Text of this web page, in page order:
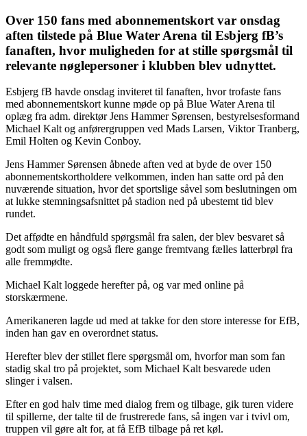
Over 150 fans med abonnementskort var onsdag
aften tilstede på Blue Water Arena til Esbjerg fB’s
fanaften, hvor muligheden for at stille spørgsmål til
relevante nøglepersoner i klubben blev udnyttet.
Esbjerg fB havde onsdag inviteret til fanaften, hvor trofaste fans
med abonnementskort kunne møde op på Blue Water Arena til
oplæg fra adm. direktør Jens Hammer Sørensen, bestyrelsesformand
Michael Kalt og anførergruppen ved Mads Larsen, Viktor Tranberg,
Emil Holten og Kevin Conboy.
Jens Hammer Sørensen åbnede aften ved at byde de over 150
abonnementskortholdere velkommen, inden han satte ord på den
nuværende situation, hvor det sportslige såvel som beslutningen om
at lukke stemningsafsnittet på stadion ned på ubestemt tid blev
rundet.
Det affødte en håndfuld spørgsmål fra salen, der blev besvaret så
godt som muligt og også flere gange fremtvang fælles latterbrøl fra
alle fremmødte.
Michael Kalt loggede herefter på, og var med online på
storskærmene.
Amerikaneren lagde ud med at takke for den store interesse for EfB,
inden han gav en overordnet status.
Herefter blev der stillet flere spørgsmål om, hvorfor man som fan
stadig skal tro på projektet, som Michael Kalt besvarede uden
slinger i valsen.
Efter en god halv time med dialog frem og tilbage, gik turen videre
til spillerne, der talte til de frustrerede fans, så ingen var i tvivl om,
truppen vil gøre alt for, at få EfB tilbage på ret køl.